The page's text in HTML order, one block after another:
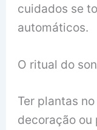
cuidados se
automáticos.
O ritual do
Ter plantas
decoração ou